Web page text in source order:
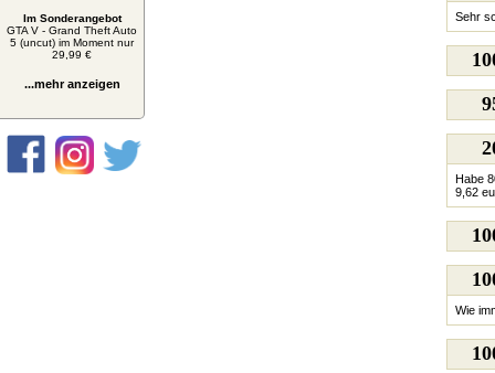
Im Sonderangebot
GTA V - Grand Theft Auto
5 (uncut) im Moment nur
29,99 €
...mehr anzeigen
Sehr
Habe
9,62
Wie